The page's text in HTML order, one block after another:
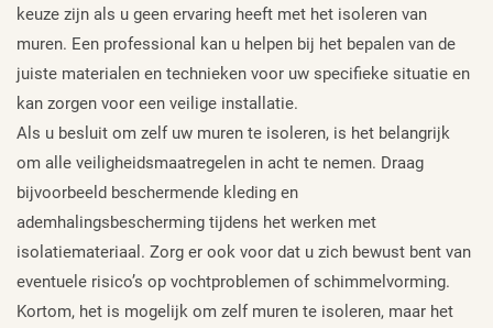
keuze zijn als u geen ervaring heeft met het isoleren van
muren. Een professional kan u helpen bij het bepalen van de
juiste materialen en technieken voor uw specifieke situatie en
kan zorgen voor een veilige installatie.
Als u besluit om zelf uw muren te isoleren, is het belangrijk
om alle veiligheidsmaatregelen in acht te nemen. Draag
bijvoorbeeld beschermende kleding en
ademhalingsbescherming tijdens het werken met
isolatiemateriaal. Zorg er ook voor dat u zich bewust bent van
eventuele risico’s op vochtproblemen of schimmelvorming.
Kortom, het is mogelijk om zelf muren te isoleren, maar het